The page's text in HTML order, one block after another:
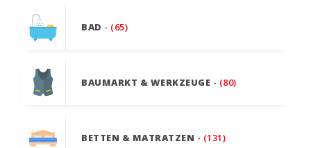
BAD - (65)
BAUMARKT & WERKZEUGE - (80)
BETTEN & MATRATZEN - (131)